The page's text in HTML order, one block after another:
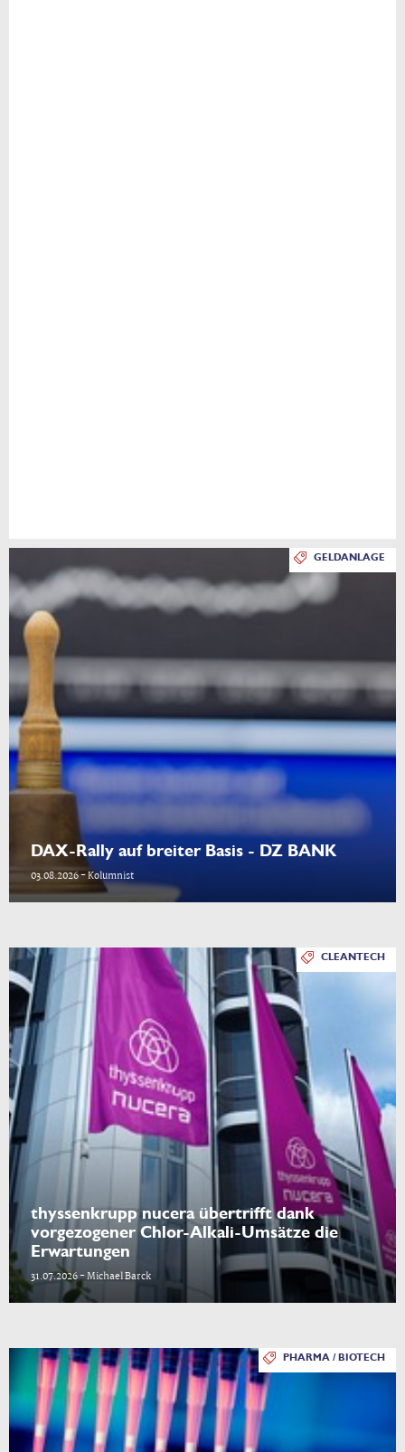
GELDANLAGE
DAX-Rally auf breiter Basis - DZ BANK
03.08.2026 - Kolumnist
CLEANTECH
thyssenkrupp nucera übertrifft dank
vorgezogener Chlor-Alkali-Umsätze die
Erwartungen
31.07.2026 - Michael Barck
PHARMA / BIOTECH